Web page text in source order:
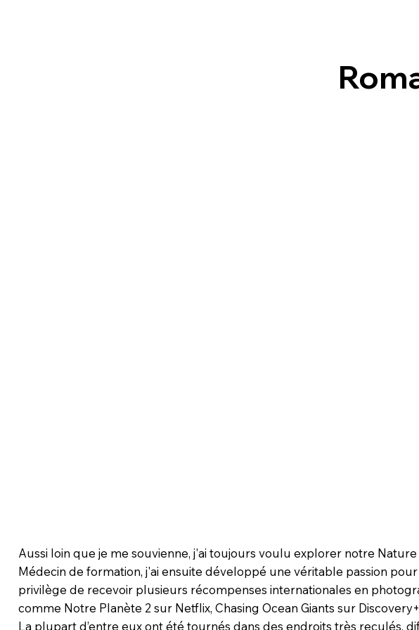
Aussi loin que je me souvienne, j'ai toujours voulu explorer notre Nature
Médecin de formation, j'ai ensuite développé une véritable passion
privilège de recevoir plusieurs récompenses internationales en
comme Notre Planète 2 sur Netflix, Chasing Ocean Giants sur
La plupart d’entre eux ont été tournés dans des endroits très reculés,